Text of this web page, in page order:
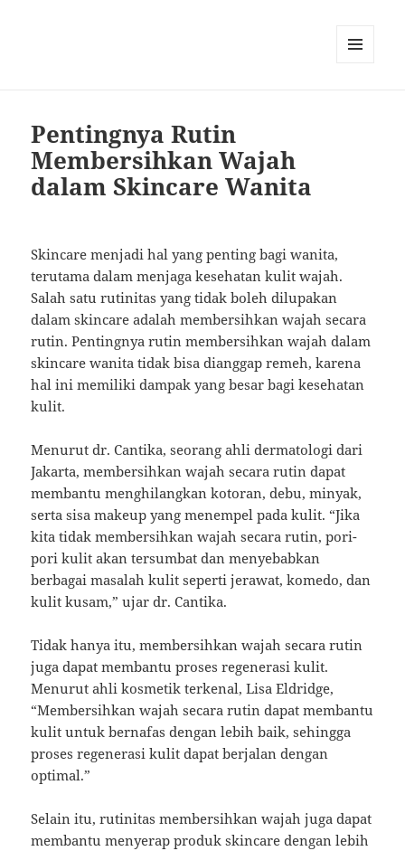
Pentingnya Rutin
Membersihkan Wajah
dalam Skincare Wanita
Skincare menjadi hal yang penting bagi wanita,
terutama dalam menjaga kesehatan kulit wajah.
Salah satu rutinitas yang tidak boleh dilupakan
dalam skincare adalah membersihkan wajah secara
rutin. Pentingnya rutin membersihkan wajah dalam
skincare wanita tidak bisa dianggap remeh, karena
hal ini memiliki dampak yang besar bagi kesehatan
kulit.
Menurut dr. Cantika, seorang ahli dermatologi dari
Jakarta, membersihkan wajah secara rutin dapat
membantu menghilangkan kotoran, debu, minyak,
serta sisa makeup yang menempel pada kulit. “Jika
kita tidak membersihkan wajah secara rutin, pori-
pori kulit akan tersumbat dan menyebabkan
berbagai masalah kulit seperti jerawat, komedo, dan
kulit kusam,” ujar dr. Cantika.
Tidak hanya itu, membersihkan wajah secara rutin
juga dapat membantu proses regenerasi kulit.
Menurut ahli kosmetik terkenal, Lisa Eldridge,
“Membersihkan wajah secara rutin dapat membantu
kulit untuk bernafas dengan lebih baik, sehingga
proses regenerasi kulit dapat berjalan dengan
optimal.”
Selain itu, rutinitas membersihkan wajah juga dapat
membantu menyerap produk skincare dengan lebih